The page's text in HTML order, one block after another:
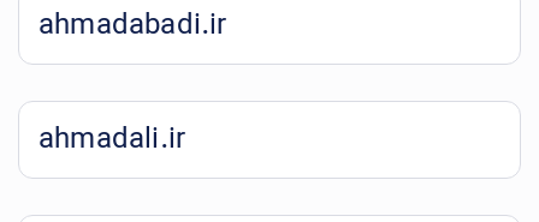
ahmadabadi.ir
ahmadali.ir